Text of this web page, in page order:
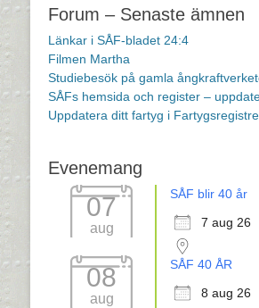
Forum – Senaste ämnen
Länkar i SÅF-bladet 24:4
Filmen Martha
Studiebesök på gamla
SÅFs hemsida och register –
Uppdatera ditt fartyg i
Evenemang
07
aug
SÅF blir 40 år
7 aug 26
08
aug
SÅF 40 ÅR
8 aug 26